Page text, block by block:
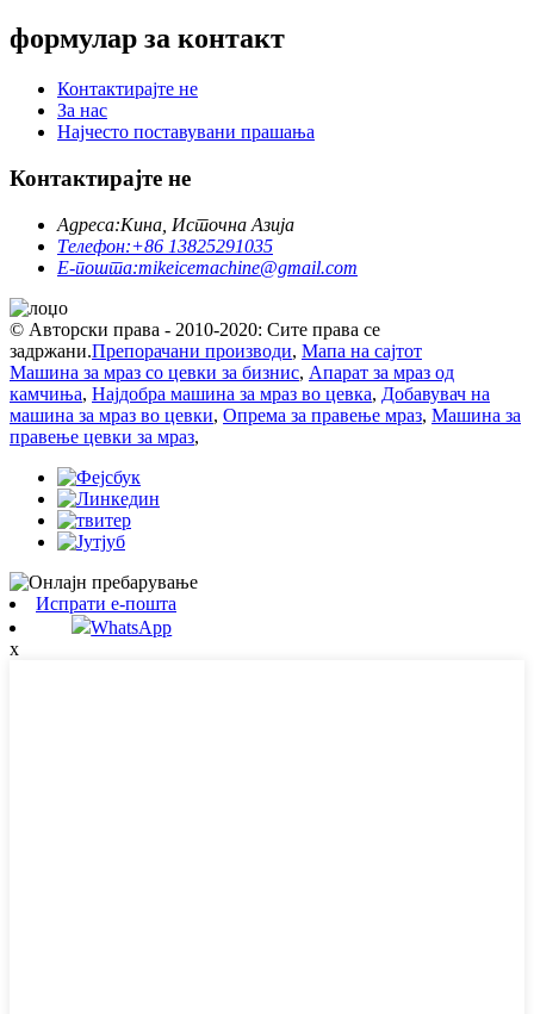
формулар за контакт
Контактирајте не
За нас
Најчесто поставувани прашања
Контактирајте не
Адреса:Кина, Источна Азија
Телефон:+86 13825291035
Е-пошта:mikeicemachine@gmail.com
© Авторски права - 2010-2020: Сите права се
задржани.Препорачани производи, Мапа на сајтот
Машина за мраз со цевки за бизнис, Апарат за мраз од
камчиња, Најдобра машина за мраз во цевка, Добавувач на
машина за мраз во цевки, Опрема за правење мраз, Машина за
правење цевки за мраз,
Испрати е-пошта
WhatsApp
x